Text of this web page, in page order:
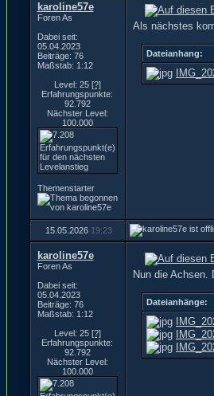
karoline57e
Foren As
Dabei seit:
05.04.2023
Beiträge: 76
Maßstab: 1:12
Level: 25 [?]
Erfahrungspunkte:
92.792
Nächster Level:
100.000
Themenstarter
Als nächstes
Dateianhang:
15.05.2026 19:23
karoline57e
Foren As
Dabei seit:
05.04.2023
Beiträge: 76
Maßstab: 1:12
Level: 25 [?]
Erfahrungspunkte:
92.792
Nächster Level:
100.000
Nun die Achsen.
Dateianhänge: